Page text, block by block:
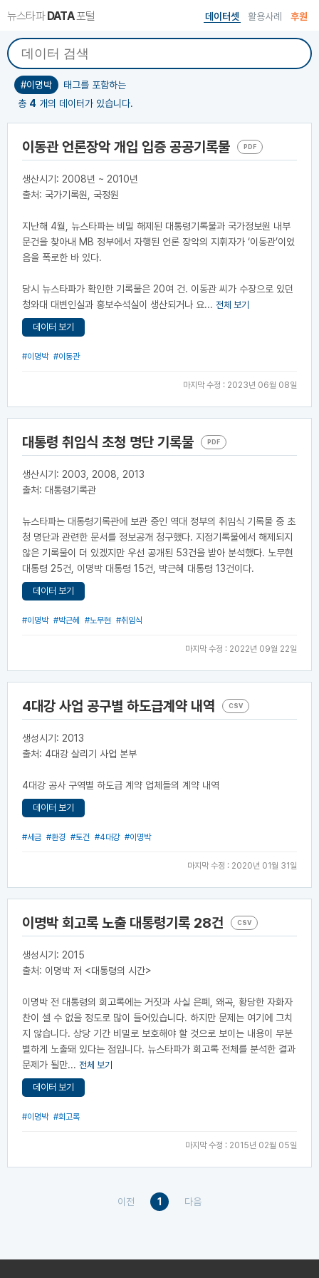
뉴스타파DATA포털 데이터셋 활용사례 후원
#이명박
태그를 포함하는
총 4 개의 데이터가 있습니다.
이동관 언론장악 개입 입증 공공기록물 PDF
생산시기: 2008년 ~ 2010년
출처: 국가기록원, 국정원
지난해 4월, 뉴스타파는 비밀 해제된 대통령기록물과 국가정보원 내부
문건을 찾아내 MB 정부에서 자행된 언론 장악의 지휘자가 ‘이동관’이었
음을 폭로한 바 있다.
당시 뉴스타파가 확인한 기록물은 20여 건. 이동관 씨가 수장으로 있던
청와대 대변인실과 홍보수석실이 생산되거나 요... 전체 보기
데이터 보기
#이명박 #이동관
마지막 수정 : 2023년 06월 08일
대통령 취임식 초청 명단 기록물 PDF
생산시기: 2003, 2008, 2013
출처: 대통령기록관
뉴스타파는 대통령기록관에 보관 중인 역대 정부의 취임식 기록물 중 초
청 명단과 관련한 문서를 정보공개 청구했다. 지정기록물에서 해제되지
않은 기록물이 더 있겠지만 우선 공개된 53건을 받아 분석했다. 노무현
대통령 25건, 이명박 대통령 15건, 박근혜 대통령 13건이다.
데이터 보기
#이명박 #박근혜 #노무현 #취임식
마지막 수정 : 2022년 09월 22일
4대강 사업 공구별 하도급계약 내역 CSV
생성시기: 2013
출처: 4대강 살리기 사업 본부
4대강 공사 구역별 하도급 계약 업체들의 계약 내역
데이터 보기
#세금 #환경 #토건 #4대강 #이명박
마지막 수정 : 2020년 01월 31일
이명박 회고록 노출 대통령기록 28건 CSV
생성시기: 2015
출처: 이명박 저 <대통령의 시간>
이명박 전 대통령의 회고록에는 거짓과 사실 은폐, 왜곡, 황당한 자화자
찬이 셀 수 없을 정도로 많이 들어있습니다. 하지만 문제는 여기에 그치
지 않습니다. 상당 기간 비밀로 보호해야 할 것으로 보이는 내용이 무분
별하게 노출돼 있다는 점입니다. 뉴스타파가 회고록 전체를 분석한 결과
문제가 될만... 전체 보기
데이터 보기
#이명박 #회고록
마지막 수정 : 2015년 02월 05일
이전 1 다음